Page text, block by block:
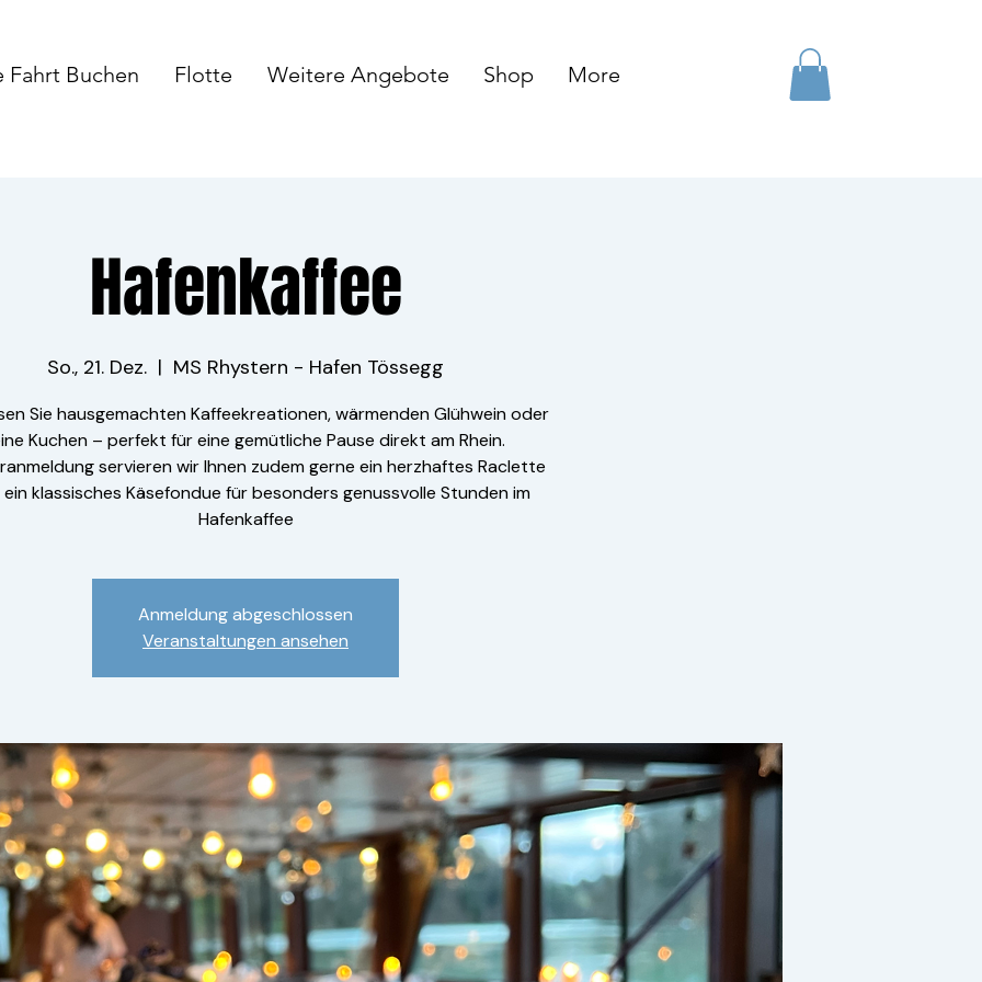
Fahrt Buchen Flotte Weitere Angebote Shop More
Hafenkaffee
So., 21. Dez.
  |
MS Rhystern - Hafen Tössegg
Sie hausgemachten Kaffee­kreationen, wärmenden Glühwein oder
Kuchen – perfekt für eine gemütliche Pause direkt am Rhein.
servieren wir Ihnen zudem gerne ein herzhaftes Raclette
klassisches Käsefondue für besonders genussvolle Stunden im
Hafenkaffee
Anmeldung abgeschlossen
Veranstaltungen ansehen